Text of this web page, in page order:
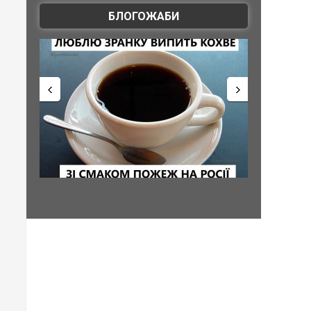
БЛОГОЖАБИ